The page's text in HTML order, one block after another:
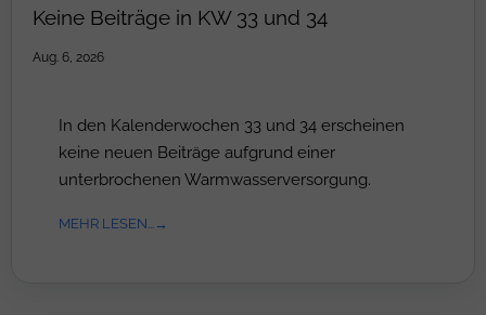
Keine Beiträge in KW 33 und 34
Aug. 6, 2026
In den Kalenderwochen 33 und 34 erscheinen
keine neuen Beiträge aufgrund einer
unterbrochenen Warmwasserversorgung.
MEHR LESEN...